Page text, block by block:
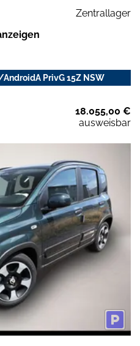
Zentrallager
AndroidA PrivG 15Z NSW
18.055,00 €
ausweisbar